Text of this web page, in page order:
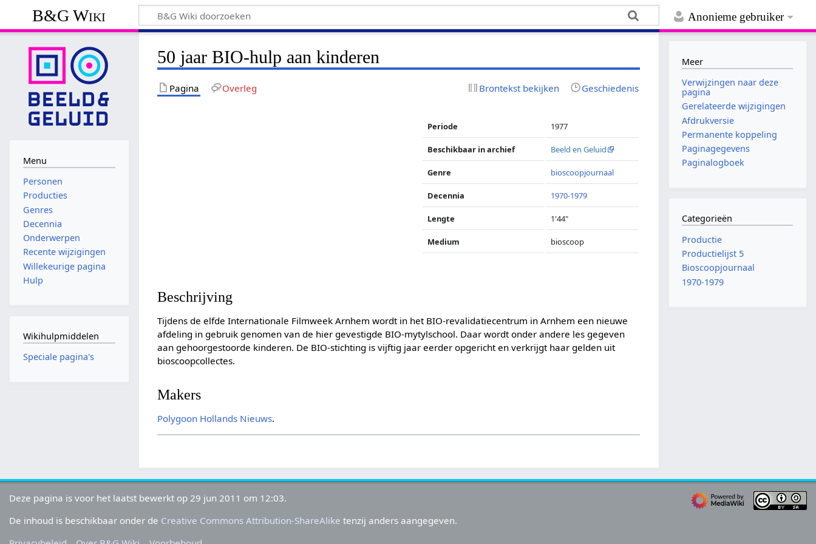
Anonieme gebruiker
B&G Wiki
50 jaar BIO-hulp aan kinderen
Pagina Overleg Brontekst bekijken Geschiedenis
Periode 1977
Beschikbaar in archief Beeld en Geluid
Genre bioscoopjournaal
Decennia 1970-1979
Lengte 1'44"
Medium bioscoop
Beschrijving
Tijdens de elfde Internationale Filmweek Arnhem wordt in het BIO-revalidatiecentrum in Arnhem een nieuwe
afdeling in gebruik genomen van de hier gevestigde BIO-mytylschool. Daar wordt onder andere les gegeven
aan gehoorgestoorde kinderen. De BIO-stichting is vijftig jaar eerder opgericht en verkrijgt haar gelden uit
bioscoopcollectes.
Makers
Polygoon Hollands Nieuws.
Menu
Personen
Producties
Genres
Decennia
Onderwerpen
Recente wijzigingen
Willekeurige pagina
Hulp
Wikihulpmiddelen
Speciale pagina's
Meer
Verwijzingen naar deze
pagina
Gerelateerde wijzigingen
Afdrukversie
Permanente koppeling
Paginagegevens
Paginalogboek
Categorieën
Productie
Productielijst 5
Bioscoopjournaal
1970-1979
Deze pagina is voor het laatst bewerkt op 29 jun 2011 om 12:03.
De inhoud is beschikbaar onder de Creative Commons Attribution-ShareAlike tenzij anders aangegeven.